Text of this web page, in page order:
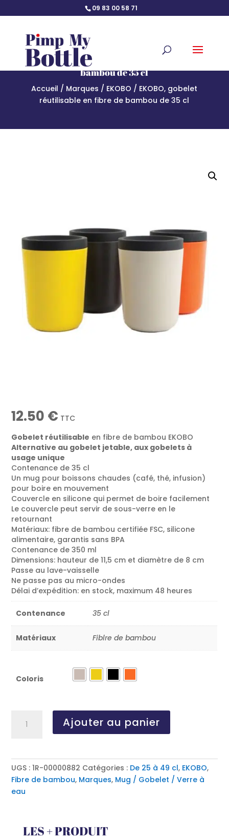
09 83 00 58 71
EKOBO, gobelet réutilisable en fibre de
bambou de 35 cl
Accueil / Marques / EKOBO / EKOBO, gobelet
réutilisable en fibre de bambou de 35 cl
12.50 € TTC
Gobelet réutilisable en fibre de bambou EKOBO
Alternative au gobelet jetable, aux gobelets à
usage unique
Contenance de 35 cl
Un mug pour boissons chaudes (café, thé, infusion)
pour boire en mouvement
Couvercle en silicone qui permet de boire facilement
Le couvercle peut servir de sous-verre en le
retournant
Matériaux: fibre de bambou certifiée FSC, silicone
alimentaire, garantis sans BPA
Contenance de 350 ml
Dimensions: hauteur de 11,5 cm et diamètre de 8 cm
Passe au lave-vaisselle
Ne passe pas au micro-ondes
Délai d’expédition: en stock, maximum 48 heures
Contenance 35 cl
Matériaux Fiblre de bambou
Coloris
réutilisable
en
Ajouter au panier
UGS :1R-00000882 Catégories : De 25 à 49 cl, EKOBO,
Fibre de bambou, Marques, Mug / Gobelet / Verre à
eau
LES + PRODUIT